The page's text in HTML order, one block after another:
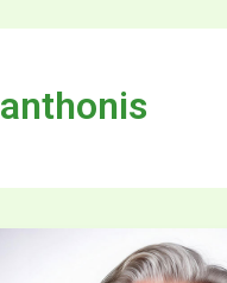
anthonis